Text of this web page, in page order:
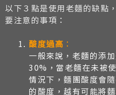
以下３點是使用老麵的缺點
要注意的事項：
酸度過高 ：
一般來說，老麵的添
30%，當老麵在未被
情況下，麵團酸度會
的酸度，越有可能將